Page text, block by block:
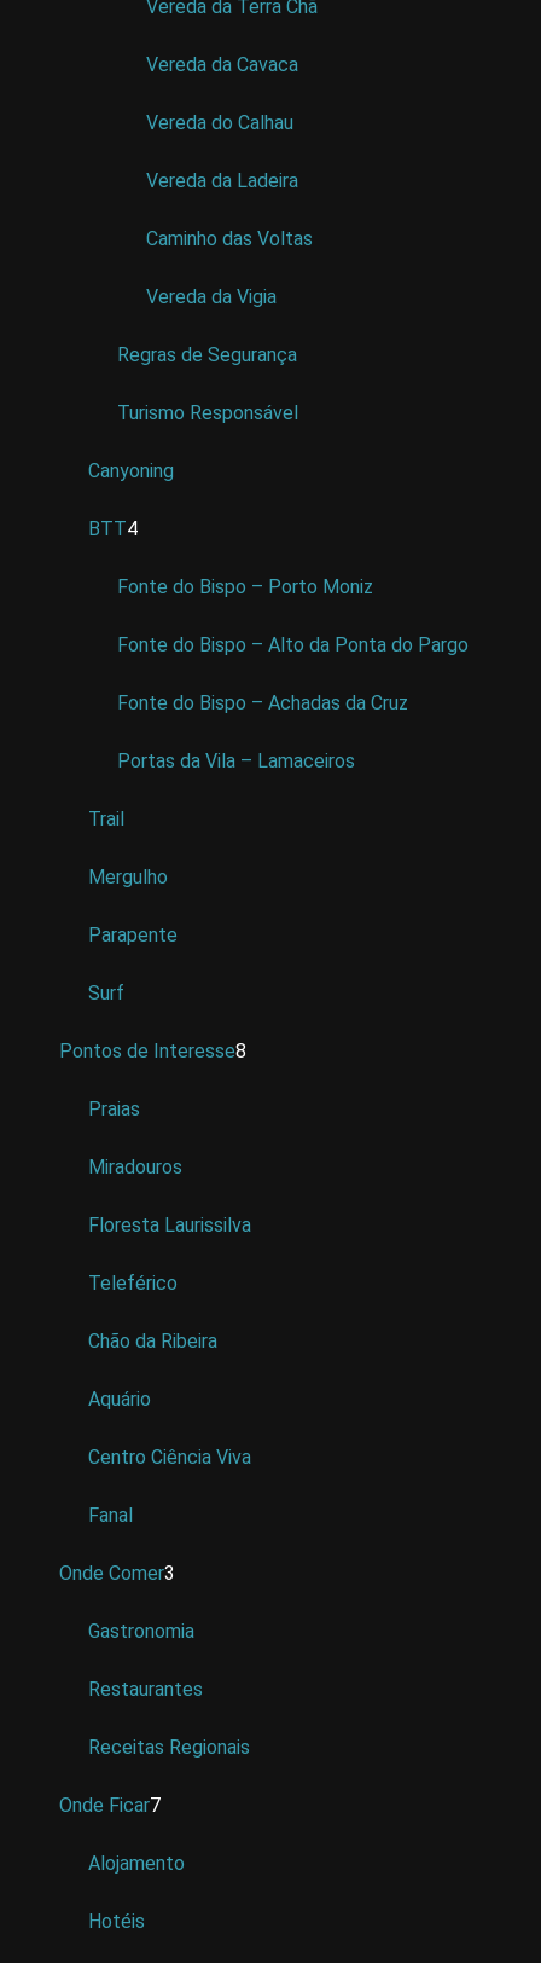
Vereda da Terra Chã
Vereda da Cavaca
Vereda do Calhau
Vereda da Ladeira
Caminho das Voltas
Vereda da Vigia
Regras de Segurança
Turismo Responsável
Canyoning
BTT4
Fonte do Bispo – Porto Moniz
Fonte do Bispo – Alto da Ponta do Pargo
Fonte do Bispo – Achadas da Cruz
Portas da Vila – Lamaceiros
Trail
Mergulho
Parapente
Surf
Pontos de Interesse8
Praias
Miradouros
Floresta Laurissilva
Teleférico
Chão da Ribeira
Aquário
Centro Ciência Viva
Fanal
Onde Comer3
Gastronomia
Restaurantes
Receitas Regionais
Onde Ficar7
Alojamento
Hotéis